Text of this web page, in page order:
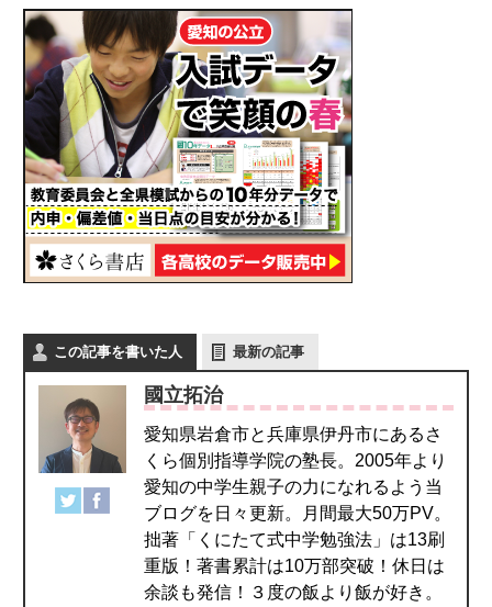
この記事を書いた人 最新の記事
國立拓治
愛知県岩倉市と兵庫県伊丹市にあるさ
くら個別指導学院の塾長。2005年より
愛知の中学生親子の力になれるよう当
ブログを日々更新。月間最大50万PV。
拙著「くにたて式中学勉強法」は13刷
重版！著書累計は10万部突破！休日は
余談も発信！３度の飯より飯が好き。